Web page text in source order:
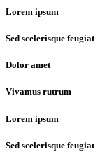
Lorem ipsum
Sed scelerisque feugiat
Dolor amet
Vivamus rutrum
Lorem ipsum
Sed scelerisque feugiat